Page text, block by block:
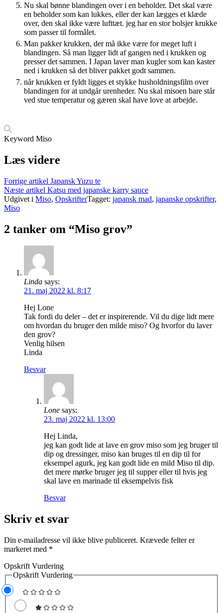
Nu skal bønne blandingen over i en beholder. Det skal være
en beholder som kan lukkes, eller der kan lægges et klæde
over, den skal ikke være lufttæt. jeg har en stor bolsjer krukke
som passer til formålet.
Man pakker krukken, der må ikke være for meget luft i
blandingen. Så man ligger lidt af gangen ned i krukken og
presser det sammen. I Japan laver man kugler som kan kaster
ned i krukken så det bliver pakket godt sammen.
når krukken er fyldt ligges et stykke husholdningsfilm over
blandingen for at undgår urenheder. Nu skal misoen bare står
ved stue temperatur og gæren skal have love at arbejde.
Keyword Miso
Læs videre
Forrige artikel Japansk Yuzu te
Næste artikel Katsu med japanske karry sauce
Udgivet i Miso, OpskrifterTagget: japansk mad, japanske opskrifter,
Miso
2 tanker om “Miso grov”
Linda says:
21. maj 2022 kl. 8:17
Hej Lone
Tak fordi du deler – det er inspirerende. Vil du dige lidt mere
om hvordan du bruger den milde miso? Og hvorfor du laver
den grov?
Venlig hilsen
Linda
Besvar
Lone says:
23. maj 2022 kl. 13:00
Hej Linda,
jeg kan godt lide at lave en grov miso som jeg bruger til
dip og dressinger, miso kan bruges til en dip til for
eksempel agurk, jeg kan godt lide en mild Miso til dip.
det mere mørke bruger jeg til supper eller til hvis jeg
skal lave en marinade til eksempelvis fisk
Besvar
Skriv et svar
Din e-mailadresse vil ikke blive publiceret. Krævede felter er
markeret med *
Opskrift Vurdering
Opskrift Vurdering